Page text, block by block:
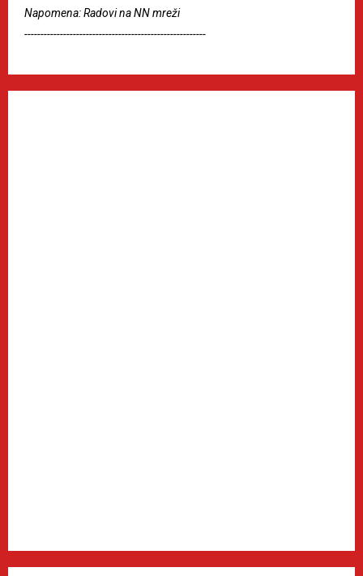
Napomena: Radovi na NN mreži
--------------------------------------------------------